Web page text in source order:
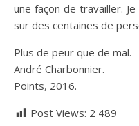
une façon de travailler.
sur des centaines de
Plus de peur que de mal.
André Charbonnier.
Points, 2016.
Post Views: 2 489